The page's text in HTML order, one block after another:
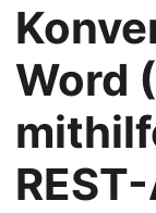
o
n
u
c
h
Word